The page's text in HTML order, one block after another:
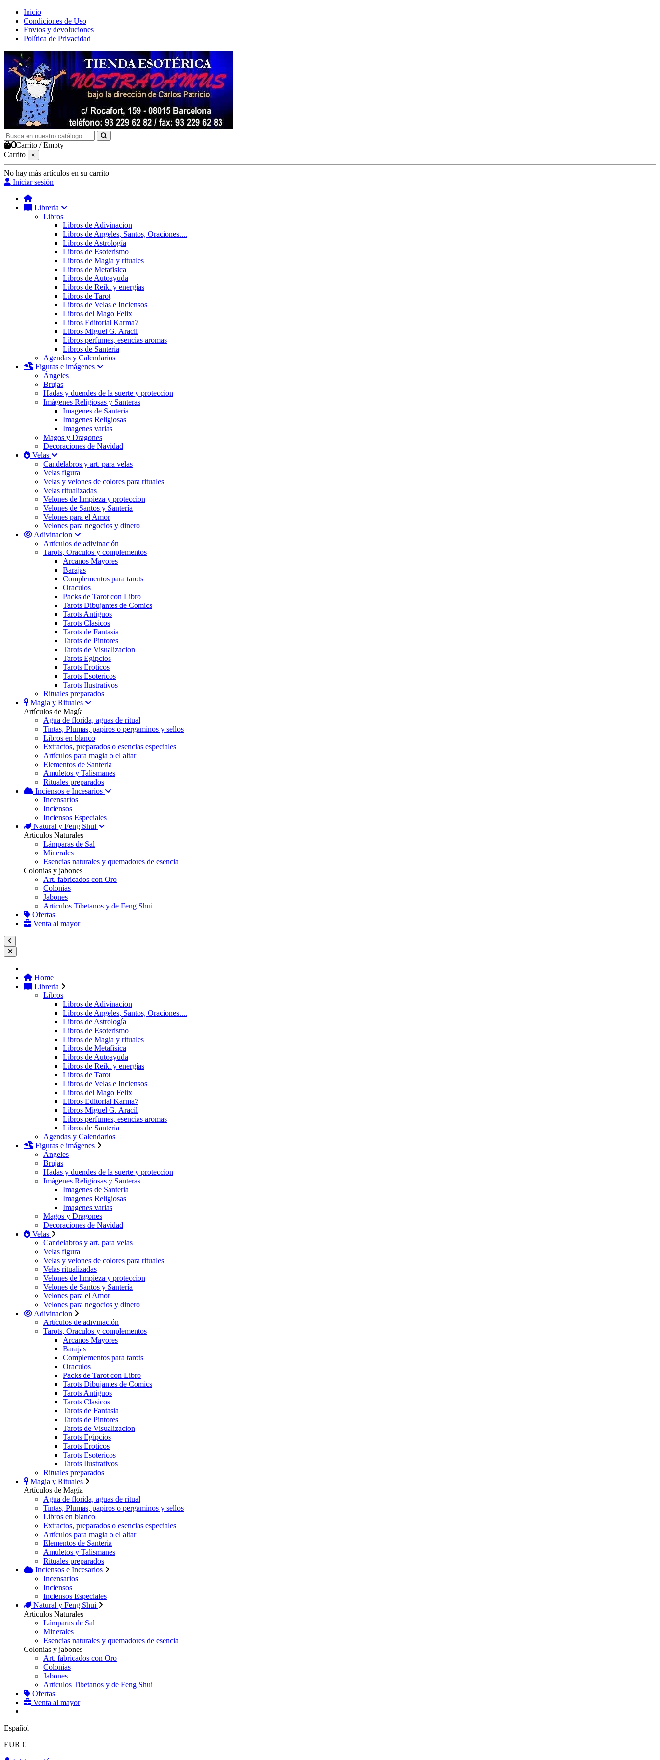
Inicio
Condiciones de Uso
Envíos y devoluciones
Política de Privacidad
0Carrito /Empty
Carrito
×
No hay más artículos en su carrito
Iniciar sesión
Libreria
Libros
Libros de Adivinacion
Libros de Angeles, Santos, Oraciones....
Libros de Astrología
Libros de Esoterismo
Libros de Magia y rituales
Libros de Metafisica
Libros de Autoayuda
Libros de Reiki y energías
Libros de Tarot
Libros de Velas e Inciensos
Libros del Mago Felix
Libros Editorial Karma7
Libros Miguel G. Aracil
Libros perfumes, esencias aromas
Libros de Santeria
Agendas y Calendarios
Figuras e imágenes
Ángeles
Brujas
Hadas y duendes de la suerte y proteccion
Imágenes Religiosas y Santeras
Imagenes de Santeria
Imagenes Religiosas
Imagenes varias
Magos y Dragones
Decoraciones de Navidad
Velas
Candelabros y art. para velas
Velas figura
Velas y velones de colores para rituales
Velas ritualizadas
Velones de limpieza y proteccion
Velones de Santos y Santería
Velones para el Amor
Velones para negocios y dinero
Adivinacion
Artículos de adivinación
Tarots, Oraculos y complementos
Arcanos Mayores
Barajas
Complementos para tarots
Oraculos
Packs de Tarot con Libro
Tarots Dibujantes de Comics
Tarots Antiguos
Tarots Clasicos
Tarots de Fantasia
Tarots de Pintores
Tarots de Visualizacion
Tarots Egipcios
Tarots Eroticos
Tarots Esotericos
Tarots Ilustrativos
Rituales preparados
Magia y Rituales
Artículos de Magía
Agua de florida, aguas de ritual
Tintas, Plumas, papiros o pergaminos y sellos
Libros en blanco
Extractos, preparados o esencias especiales
Artículos para magia o el altar
Elementos de Santeria
Amuletos y Talismanes
Rituales preparados
Inciensos e Incesarios
Incensarios
Inciensos
Inciensos Especiales
Natural y Feng Shui
Articulos Naturales
Lámparas de Sal
Minerales
Esencias naturales y quemadores de esencia
Colonias y jabones
Art. fabricados con Oro
Colonias
Jabones
Articulos Tibetanos y de Feng Shui
Ofertas
Venta al mayor
Home
Libreria
Libros
Libros de Adivinacion
Libros de Angeles, Santos, Oraciones....
Libros de Astrología
Libros de Esoterismo
Libros de Magia y rituales
Libros de Metafisica
Libros de Autoayuda
Libros de Reiki y energías
Libros de Tarot
Libros de Velas e Inciensos
Libros del Mago Felix
Libros Editorial Karma7
Libros Miguel G. Aracil
Libros perfumes, esencias aromas
Libros de Santeria
Agendas y Calendarios
Figuras e imágenes
Ángeles
Brujas
Hadas y duendes de la suerte y proteccion
Imágenes Religiosas y Santeras
Imagenes de Santeria
Imagenes Religiosas
Imagenes varias
Magos y Dragones
Decoraciones de Navidad
Velas
Candelabros y art. para velas
Velas figura
Velas y velones de colores para rituales
Velas ritualizadas
Velones de limpieza y proteccion
Velones de Santos y Santería
Velones para el Amor
Velones para negocios y dinero
Adivinacion
Artículos de adivinación
Tarots, Oraculos y complementos
Arcanos Mayores
Barajas
Complementos para tarots
Oraculos
Packs de Tarot con Libro
Tarots Dibujantes de Comics
Tarots Antiguos
Tarots Clasicos
Tarots de Fantasia
Tarots de Pintores
Tarots de Visualizacion
Tarots Egipcios
Tarots Eroticos
Tarots Esotericos
Tarots Ilustrativos
Rituales preparados
Magia y Rituales
Artículos de Magía
Agua de florida, aguas de ritual
Tintas, Plumas, papiros o pergaminos y sellos
Libros en blanco
Extractos, preparados o esencias especiales
Artículos para magia o el altar
Elementos de Santeria
Amuletos y Talismanes
Rituales preparados
Inciensos e Incesarios
Incensarios
Inciensos
Inciensos Especiales
Natural y Feng Shui
Articulos Naturales
Lámparas de Sal
Minerales
Esencias naturales y quemadores de esencia
Colonias y jabones
Art. fabricados con Oro
Colonias
Jabones
Articulos Tibetanos y de Feng Shui
Ofertas
Venta al mayor
Español
EUR €